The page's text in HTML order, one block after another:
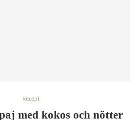
Recept
med kokos och nötter